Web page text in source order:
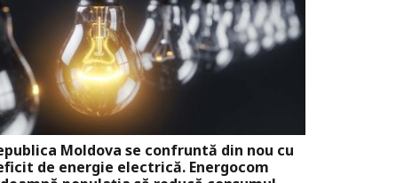
Moldova se confruntă din nou cu
de energie electrică. Energocom